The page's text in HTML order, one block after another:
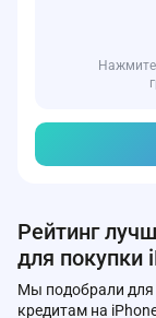
Нажмите
Рейтинг
для покупки
Мы подобрали для
кредитам на